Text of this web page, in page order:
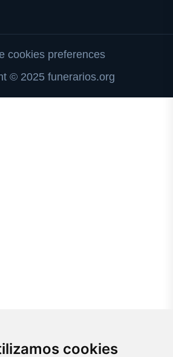
cookies
cookies preferences
© 2025 funerarios.org